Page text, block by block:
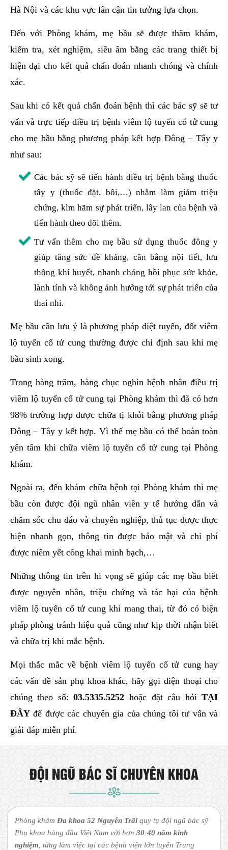
Hà Nội và các khu vực lân cận tin tưởng lựa chọn.
Đến với Phòng khám, mẹ bầu sẽ được thăm khám,
kiểm tra, xét nghiệm, siêu âm bằng các trang thiết bị
hiện đại cho kết quả chẩn đoán nhanh chóng và chính
xác.
Sau khi có kết quả chẩn đoán bệnh thì các bác sỹ sẽ tư
vấn và trực tiếp điều trị bệnh viêm lộ tuyến cổ tử cung
cho mẹ bầu bằng phương pháp kết hợp Đông – Tây y
như sau:
Các bác sỹ sẽ tiến hành điều trị bệnh bằng thuốc
tây y (thuốc đặt, bôi,…) nhằm làm giảm triệu
chứng, kìm hãm sự phát triển, lây lan của bệnh và
tiến hành theo dõi thêm.
Tư vấn thêm cho mẹ bầu sử dụng thuốc đông y
giúp tăng sức đề kháng, cân bằng nội tiết, lưu
thông khí huyết, nhanh chóng hồi phục sức khỏe,
lành tính và không ảnh hưởng tới sự phát triển của
thai nhi.
Mẹ bầu cần lưu ý là phương pháp diệt tuyến, đốt viêm
lộ tuyến cổ tử cung thường được chỉ định sau khi mẹ
bầu sinh xong.
Trong hàng trăm, hàng chục nghìn bệnh nhân điều trị
viêm lộ tuyến cổ tử cung tại Phòng khám thì đã có hơn
98% trường hợp được chữa tị khỏi bằng phương pháp
Đông – Tây y kết hợp. Vì thế mẹ bầu có thể hoàn toàn
yên tâm khi chữa viêm lộ tuyến cổ tử cung tại Phòng
khám.
Ngoài ra, đến khám chữa bệnh tại Phòng khám thì mẹ
bầu còn được đội ngũ nhân viên y tế hướng dẫn và
chăm sóc chu đáo và chuyên nghiệp, thủ tục được thực
hiện nhanh gọn, thông tin được bảo mật và chi phí
được niêm yết công khai minh bạch,…
Những thông tin trên hi vọng sẽ giúp các mẹ bầu biết
được nguyên nhân, triệu chứng và tác hại của bệnh
viêm lộ tuyến cổ tử cung khi mang thai, từ đó có biện
pháp phòng tránh hiệu quả cũng như kịp thời nhận biết
và chữa trị khi mắc bệnh.
Mọi thắc mắc về bệnh viêm lộ tuyến cổ tử cung hay
các vấn đề sản phụ khoa khác, hãy gọi điện thoại cho
chúng theo số:03.5335.5252 hoặc đặt câu hỏiTẠI
ĐÂYđể được các chuyên gia của chúng tôi tư vấn và
giải đáp miễn phí.
ĐỘI NGŨ BÁC SĨ CHUYÊN KHOA
Phòng khámĐa khoa 52 Nguyễn Trãi quy tụ đội ngũ bác sỹ
Phụ khoa hàng đầu Việt Nam với hơn30-40 năm kinh
nghiệm , từng làm việc tại các bệnh viện lớn tuyến Trung